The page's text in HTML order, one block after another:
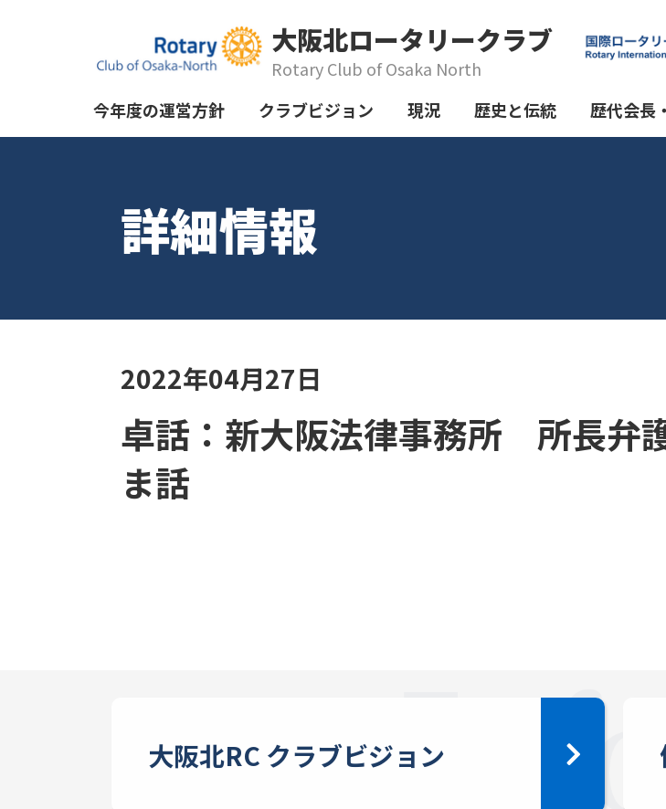
大阪北ロータリークラブ
Rotary Club of Osaka North
今年度の運営方針 クラブビジョン 現況 歴史と伝統 歴代会長
詳細情報
2022年04月27日
卓話：新大阪法律事務所 所長弁
ま話
大阪北RC クラブビジョン